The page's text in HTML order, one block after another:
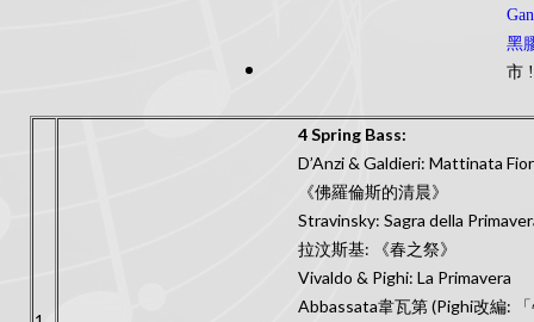
黑
市
4 Spring Bass:
D’Anzi & Galdieri: Mattinata
《佛羅倫斯的清晨》
Stravinsky: Sagra della
拉汶斯基: 《春之祭》
Vivaldo & Pighi: La Primavera
Abbassata韋瓦第 (Pighi改編: